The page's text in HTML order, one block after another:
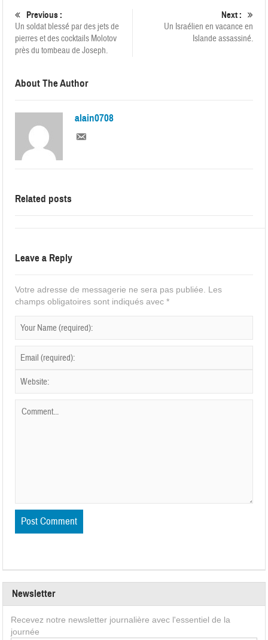
Previous :
Un soldat blessé par des jets de
pierres et des cocktails Molotov
près du tombeau de Joseph.
Next :
Un Israélien en vacance en
Islande assassiné.
About The Author
alain0708
Related posts
Leave a Reply
Votre adresse de messagerie ne sera pas publiée.
Les
champs obligatoires sont indiqués avec*
Newsletter
Recevez notre newsletter journalière avec l'essentiel de la
journée